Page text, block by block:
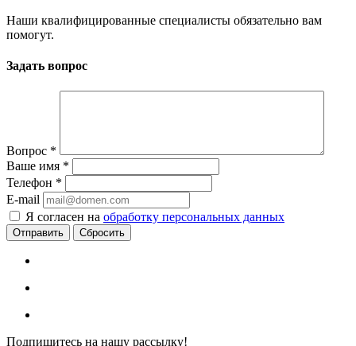
Наши квалифицированные специалисты обязательно вам
помогут.
Задать вопрос
Вопрос *
Ваше имя *
Телефон *
E-mail
Я согласен на обработку персональных данных
Сбросить
Подпишитесь на нашу рассылку!